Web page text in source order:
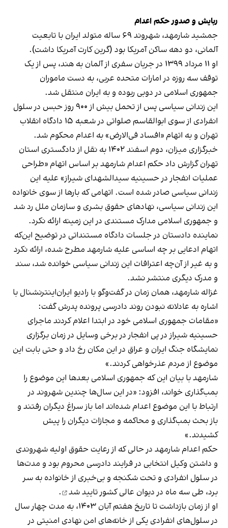
ربایش و صدور حکم اعدام
جمشید شارمهد، شهروند ۶۹ ساله متولد ایران با تابعیت
آلمانی، دو دهه ساکن آمریکا بود (گرین کارت آمریکا داشت).
او ۱۱ مرداد ۱۳۹۹ در جریان سفری از آلمان به هند، پس از یک
توقف سه‌ روزه در امارات متحده عربی، به دست ماموران
جمهوری اسلامی در دوبی ربوده و به ایران منتقل شد.
این زندانی سیاسی پس از تحمل بیش از ۹۰۰ روز حبس در سلول
انفرادی از سوی ابوالقاسم صلواتی در شعبه ۱۵ دادگاه انقلاب
تهران و به اتهام «افساد فی‌الارض» به اعدام محکوم شد.
خبرگزاری میزان، دوم اسفند ۱۴۰۲ به نقل از دادگستری استان
تهران گزارش داد حکم اعدام شارمهد بر اساس اتهام «طراحی
عملیات انفجار در حسینیه سیدالشهدای شیراز» علیه این
زندانی سیاسی صادر شده است. اتهامی که بارها از سوی خانواده
این زندانی سیاسی، نهادهای حقوق بشری وسازمان ملل رد شد
و جمهوری اسلامی مدارک مستندی در این زمینه ارائه نکرد.
نماینده دادستان در جلسات دادگاه مستنداتی در توضیح این‌که
اتهام ادعایی بر چه اساسی علیه شارمهد مطرح شده، ارائه نکرد
و به غیر از آن‌چه اعترافات این زندانی سیاسی خوانده شد، سند
و مدرک دیگری منتشر نشد.
غزاله شارمهد، همان‌ زمان در گفت‌وگو با رادیو ایران‌اینترنشنال با
اشاره به عادلانه نبودن روند دادرسی پرونده پدرش گفت:
«مقامات جمهوری اسلامی خود در ابتدا اعلام کردند ماجرای
حسینیه شیراز در پی انفجار در برخی وسایل در زمان برگزاری
نمایشگاه جنگ ایران و عراق در این مکان رخ داد و حتی بابت این
موضوع از مردم عذرخواهی کردند.»
شارمهد با بیان این که جمهوری اسلامی بعدها این موضوع را
بمب‌گذاری خواند، افزود: «در این سال‌ها چندین شهروند در
ارتباط با این موضوع اعدام شده‌اند اما باز سراغ دیگران رفتند و
باز بحث بمب‌گذاری و محاکمه و مجازات دیگران را پیش
کشیدند.»
حکم اعدام شارمهد در حالی‌ که از رعایت حقوق اولیه شهروندی
و داشتن وکیل انتخابی در فرایند دادرسی محروم بود و مدت‌ها
در سلول انفرادی و تحت شکنجه و بی‌خبری از خانواده به‌ سر
برد، طی سه ماه در دیوان عالی کشورتایید شد
.
او از زمان بازداشت تا تاریخ هفتم آبان ۱۴۰۳، به مدت چهار سال
در سلول‌های انفرادی یکی از خانه‌های امن نهادی امنیتی در